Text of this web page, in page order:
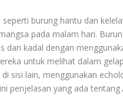
burung hantu dan
pada malam hari.
dan kadal dengan
untuk melihat dalam
sisi lain, menggunakan
penjelasan yang ada tentang